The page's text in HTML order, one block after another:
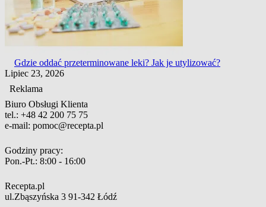
Gdzie oddać przeterminowane leki? Jak je utylizować?
Lipiec 23, 2026
Reklama
Biuro Obsługi Klienta
tel.: +48 42 200 75 75
e-mail: pomoc@recepta.pl
Godziny pracy:
Pon.-Pt.: 8:00 - 16:00
Recepta.pl
ul.Zbąszyńska 3 91-342 Łódź